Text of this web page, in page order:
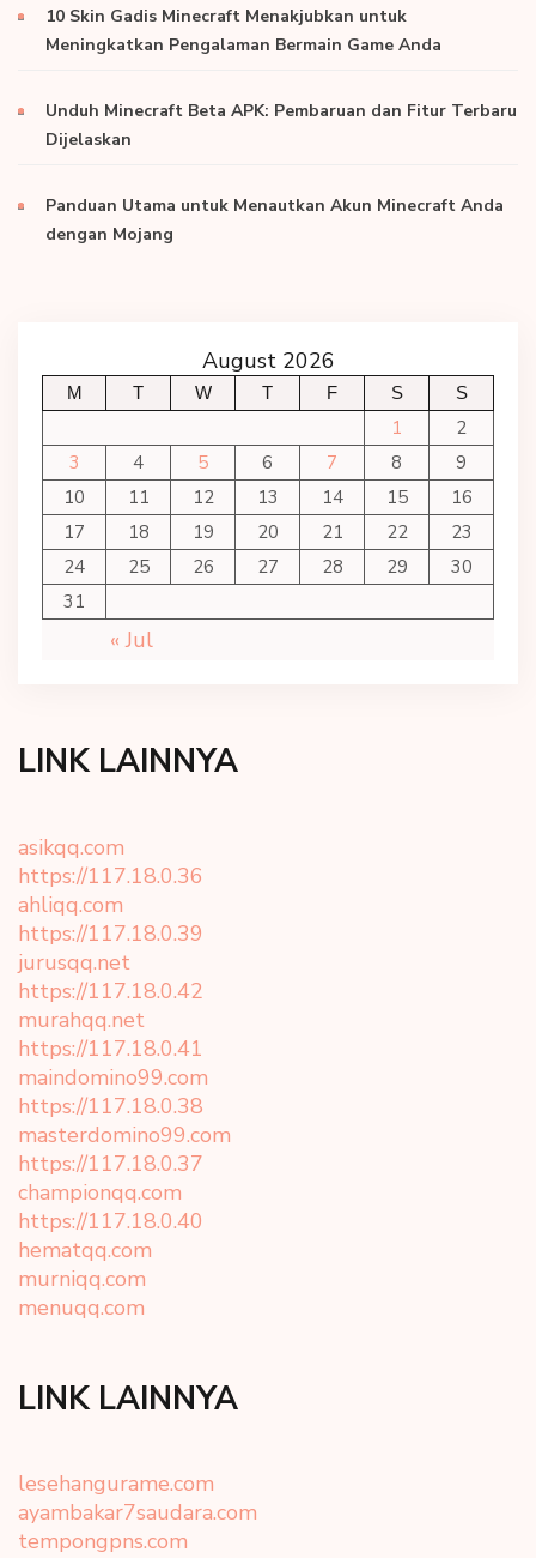
10 Skin Gadis Minecraft Menakjubkan untuk
Meningkatkan Pengalaman Bermain Game Anda
Unduh Minecraft Beta APK: Pembaruan dan Fitur Terbaru
Dijelaskan
Panduan Utama untuk Menautkan Akun Minecraft Anda
dengan Mojang
August 2026
M T W T F S S
1
2
3
4 5 6 7 8
9
10
11 12 13 14 15
16
17
18 19 20 21 22
23
24
25 26 27 28 29
30
31
« Jul
LINK LAINNYA
asikqq.com
https://117.18.0.36
ahliqq.com
https://117.18.0.39
jurusqq.net
https://117.18.0.42
murahqq.net
https://117.18.0.41
maindomino99.com
https://117.18.0.38
masterdomino99.com
https://117.18.0.37
championqq.com
https://117.18.0.40
hematqq.com
murniqq.com
menuqq.com
LINK LAINNYA
lesehangurame.com
ayambakar7saudara.com
tempongpns.com